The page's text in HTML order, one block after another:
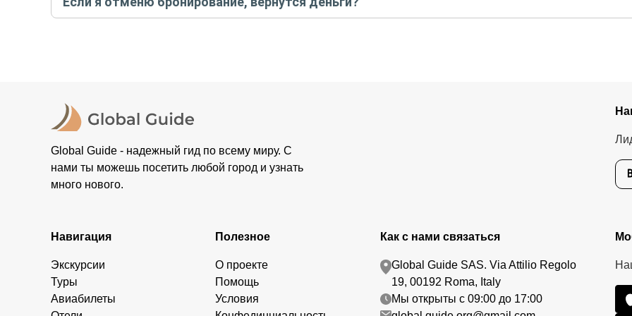
Global Guide - надежный гид по всему миру. С
нами ты можешь посетить любой город и узнать
много нового.
Навигация
Экскурсии
Туры
Авиабилеты
Полезное
О проекте
Помощь
Условия
Как с нами связаться
Global Guide SAS. Via Attilio Regolo
19, 00192 Roma, Italy
Мы открыты с 09:00 до 17:00